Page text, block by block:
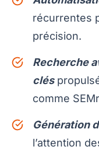
récurrentes
précision.
Recherche
clés
comme
Génération
l’attention